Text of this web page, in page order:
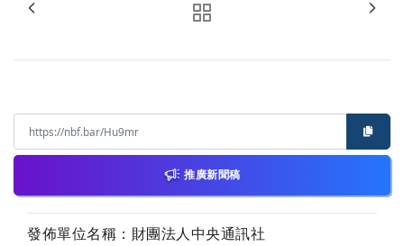
推廣新聞稿
發佈單位名稱：財團法人中央通訊社